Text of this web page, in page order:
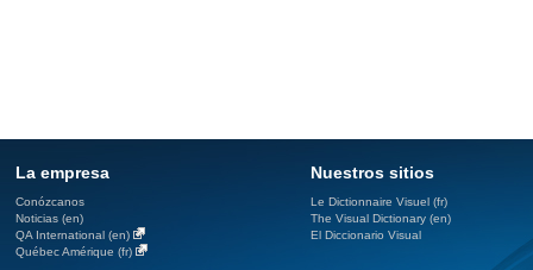
La empresa
Conózcanos
Noticias (en)
QA International (en)
Québec Amérique (fr)
Nuestros sitios
Le Dictionnaire Visuel (fr)
The Visual Dictionary (en)
El Diccionario Visual